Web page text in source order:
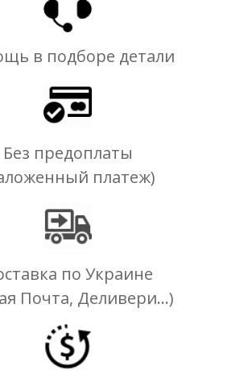
в подборе детали
Без предоплаты
платеж)
по Украине
Почта, Деливери...)